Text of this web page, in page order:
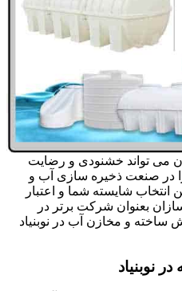
می تواند خشنودی و رضایت
در صنعت ذخیره سازی آب و
شایسته شما و اعتبار
بعنوان شرکت برتر در
و مخازن آب در نوبنیاد
نوبنیاد